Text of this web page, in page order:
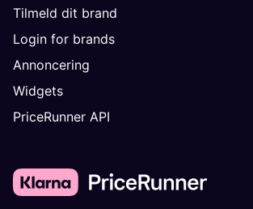
Tilmeld dit brand
Login for brands
Annoncering
Widgets
PriceRunner API